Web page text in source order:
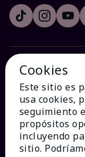
¿CÓMO
Recibe e-mails
Ver estado del
Cookies
Este sitio es
usa cookies,
seguimiento
propósitos
incluyendo
sitio.